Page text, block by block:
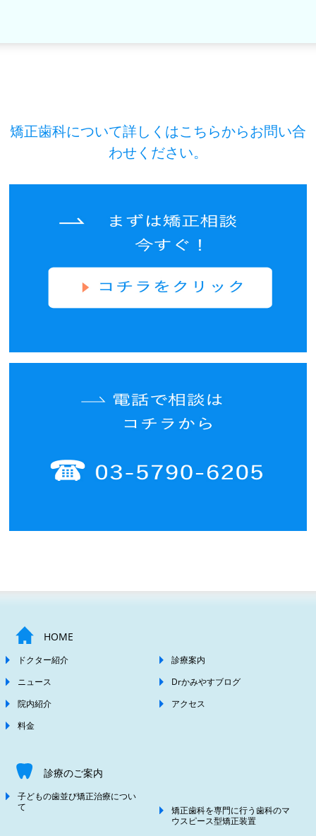
矯正歯科について詳しくはこちらからお問い合
わせください。
HOME
ドクター紹介
診療案内
ニュース
Drかみやすブログ
院内紹介
アクセス
料金
診療のご案内
子どもの歯並び矯正治療につい
て
矯正歯科を専門に行う歯科のマ
ウスピース型矯正装置